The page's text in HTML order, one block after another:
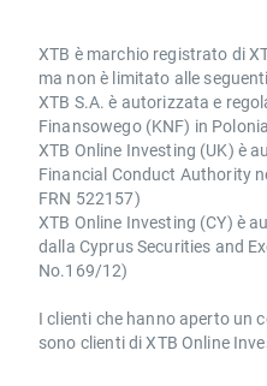
XTB è marchio registrato di
ma non è limitato alle
XTB S.A. è autorizzata e
Finansowego (KNF) in Polonia
XTB Online Investing (UK) è
Financial Conduct Authority
FRN 522157)
XTB Online Investing (CY) è
dalla Cyprus Securities and
No.169/12)
I clienti che hanno aperto un
sono clienti di XTB Online